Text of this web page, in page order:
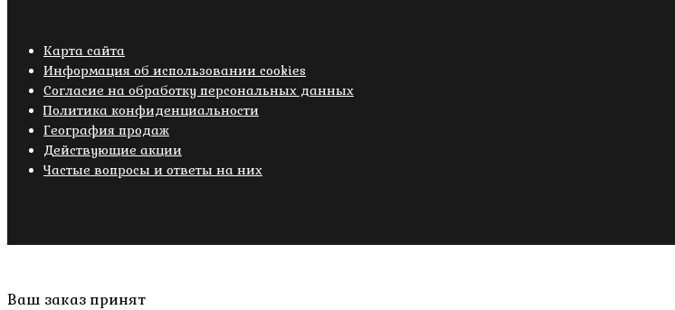
Карта сайта
Информация об использовании cookies
Cогласие на обработку персональных данных
Политика конфиденциальности
География продаж
Действующие акции
Частые вопросы и ответы на них
Пролистать
Ваш заказ принят